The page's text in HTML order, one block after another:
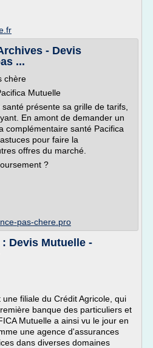
- Devis
...
chère
Mutuelle
présente sa grille de tarifs,
En amont de demander un
complémentaire santé Pacifica
pour faire la
offres du marché.
?
pas-chere.pro
: Devis Mutuelle -
une filiale du Crédit Agricole, qui
banque des particuliers et
Mutuelle a ainsi vu le jour en
une agence d'assurances
dans diverses domaines